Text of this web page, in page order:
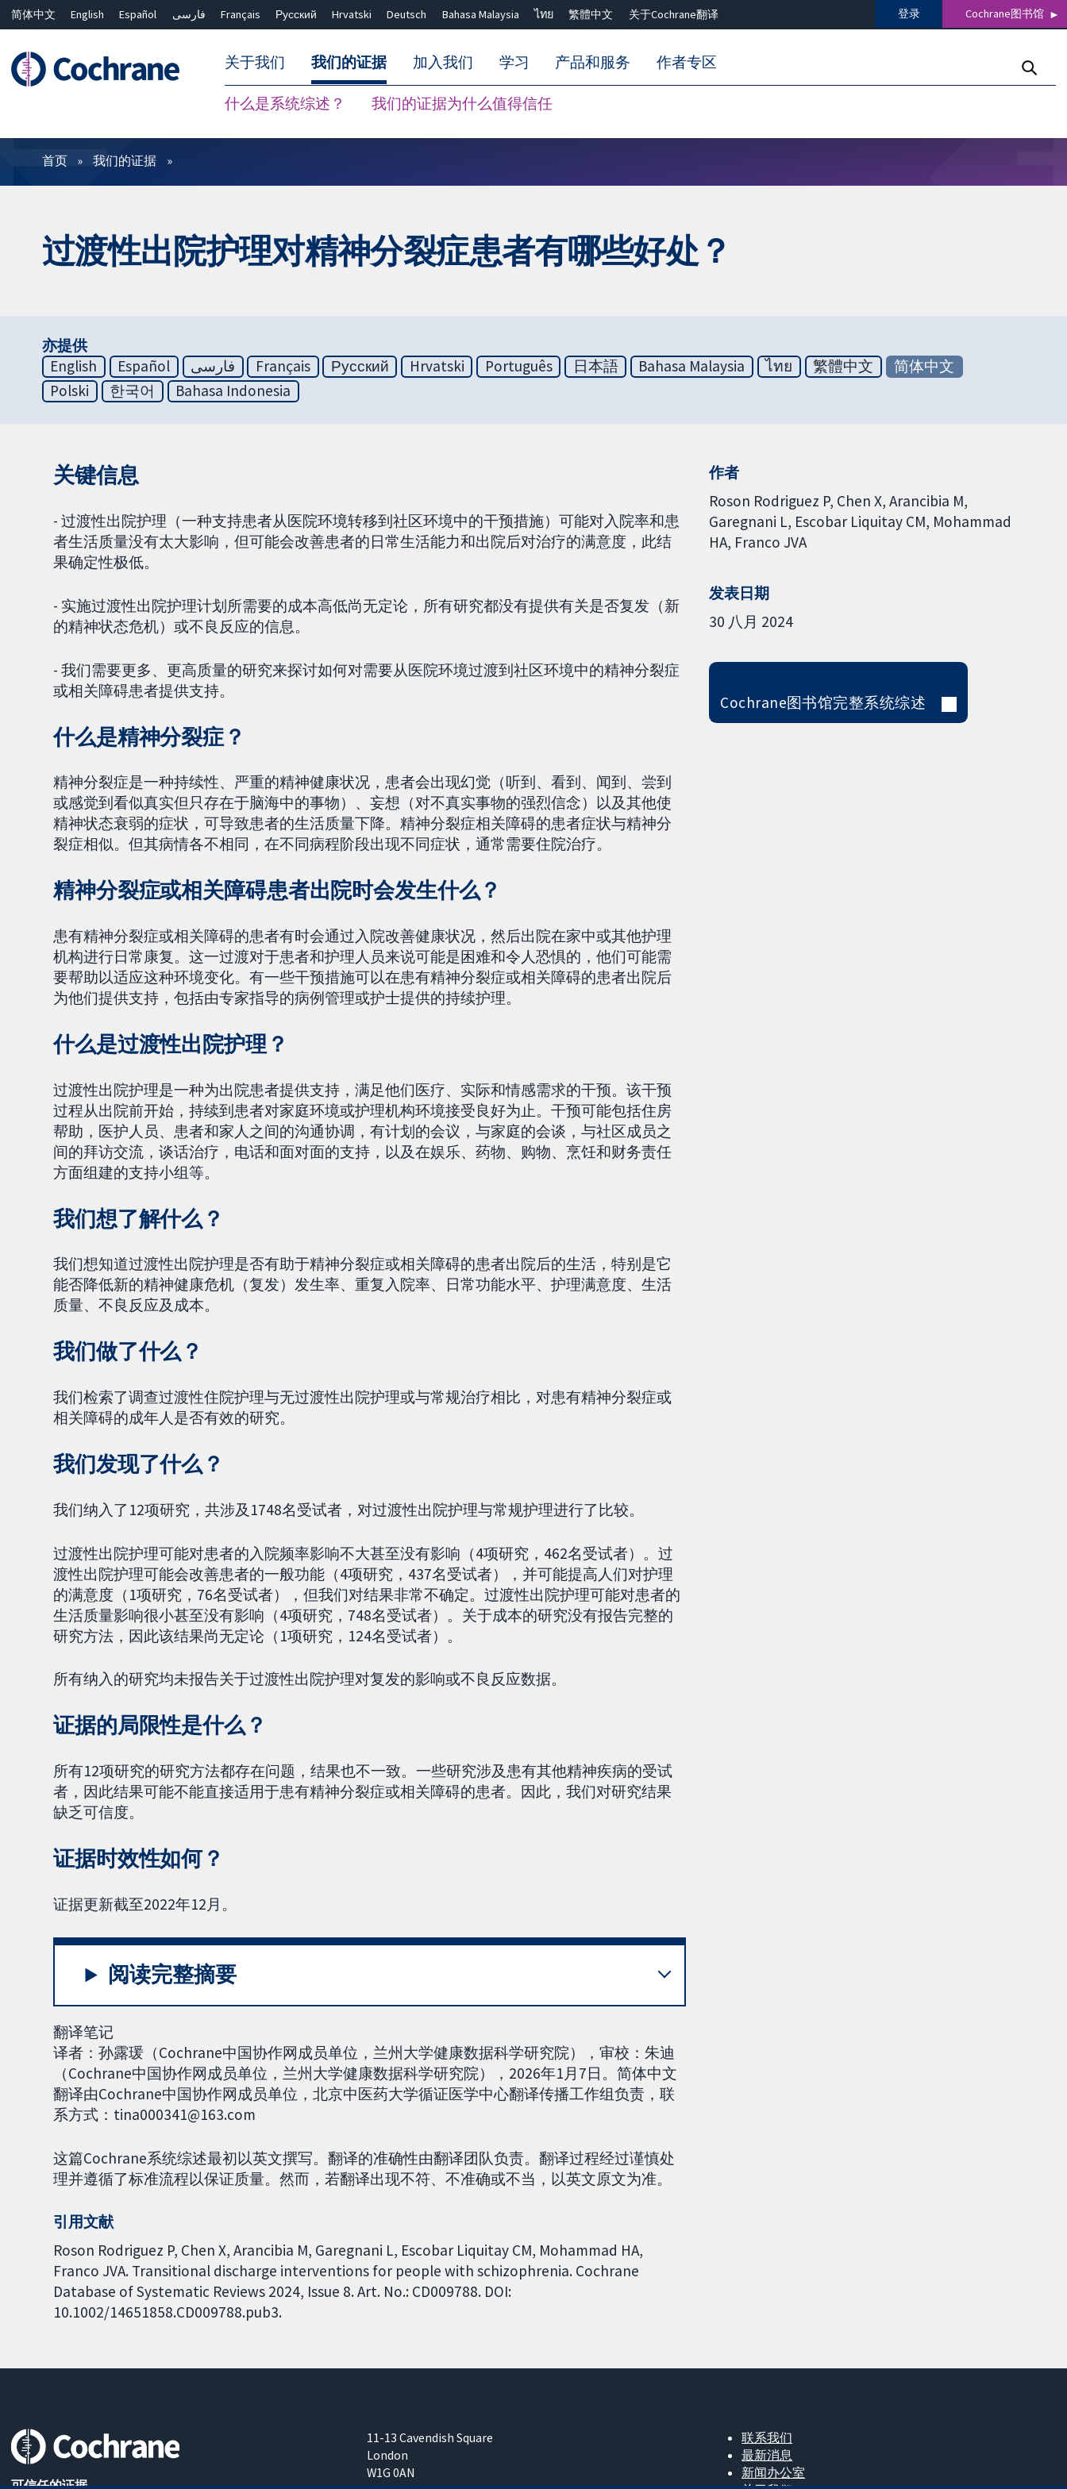
简体中文 English Español فارسی Français Русский Hrvatski Deutsch Bahasa Malaysia ไทย 繁體中文 关于Cochrane翻译 登录 Cochrane图书馆
关于我们 我们的证据
什么是系统综述？ 我们的证据为什么值得信任
加入我们 学习 产品和服务 作者专区
过滤
首页 我们的证据
过渡性出院护理对精神分裂症患者有哪些好处？
亦提供
English
Español فارسی Français Русский Hrvatski Português 日本語 Bahasa Malaysia ไทย 繁體中文
简体中文
Polski
한국어 Bahasa Indonesia
关键信息
- 过渡性出院护理（一种支持患者从医院环境转移到社区环境中的干预措施）可能对入院率和患
者生活质量没有太大影响，但可能会改善患者的日常生活能力和出院后对治疗的满意度，此结
果确定性极低。
- 实施过渡性出院护理计划所需要的成本高低尚无定论，所有研究都没有提供有关是否复发（新
的精神状态危机）或不良反应的信息。
- 我们需要更多、更高质量的研究来探讨如何对需要从医院环境过渡到社区环境中的精神分裂症
或相关障碍患者提供支持。
什么是精神分裂症？
精神分裂症是一种持续性、严重的精神健康状况，患者会出现幻觉（听到、看到、闻到、尝到
或感觉到看似真实但只存在于脑海中的事物）、妄想（对不真实事物的强烈信念）以及其他使
精神状态衰弱的症状，可导致患者的生活质量下降。精神分裂症相关障碍的患者症状与精神分
裂症相似。但其病情各不相同，在不同病程阶段出现不同症状，通常需要住院治疗。
精神分裂症或相关障碍患者出院时会发生什么？
患有精神分裂症或相关障碍的患者有时会通过入院改善健康状况，然后出院在家中或其他护理
机构进行日常康复。这一过渡对于患者和护理人员来说可能是困难和令人恐惧的，他们可能需
要帮助以适应这种环境变化。有一些干预措施可以在患有精神分裂症或相关障碍的患者出院后
为他们提供支持，包括由专家指导的病例管理或护士提供的持续护理。
什么是过渡性出院护理？
过渡性出院护理是一种为出院患者提供支持，满足他们医疗、实际和情感需求的干预。该干预
过程从出院前开始，持续到患者对家庭环境或护理机构环境接受良好为止。干预可能包括住房
帮助，医护人员、患者和家人之间的沟通协调，有计划的会议，与家庭的会谈，与社区成员之
间的拜访交流，谈话治疗，电话和面对面的支持，以及在娱乐、药物、购物、烹饪和财务责任
方面组建的支持小组等。
我们想了解什么？
我们想知道过渡性出院护理是否有助于精神分裂症或相关障碍的患者出院后的生活，特别是它
能否降低新的精神健康危机（复发）发生率、重复入院率、日常功能水平、护理满意度、生活
质量、不良反应及成本。
我们做了什么？
我们检索了调查过渡性住院护理与无过渡性出院护理或与常规治疗相比，对患有精神分裂症或
相关障碍的成年人是否有效的研究。
我们发现了什么？
我们纳入了12项研究，共涉及1748名受试者，对过渡性出院护理与常规护理进行了比较。
过渡性出院护理可能对患者的入院频率影响不大甚至没有影响（4项研究，462名受试者）。过
渡性出院护理可能会改善患者的一般功能（4项研究，437名受试者），并可能提高人们对护理
的满意度（1项研究，76名受试者），但我们对结果非常不确定。过渡性出院护理可能对患者的
生活质量影响很小甚至没有影响（4项研究，748名受试者）。关于成本的研究没有报告完整的
研究方法，因此该结果尚无定论（1项研究，124名受试者）。​
所有纳入的研究均未报告关于过渡性出院护理对复发的影响或不良反应数据。
证据的局限性是什么？
所有12项研究的研究方法都存在问题，结果也不一致。一些研究涉及患有其他精神疾病的受试
者，因此结果可能不能直接适用于患有精神分裂症或相关障碍的患者。因此，我们对研究结果
缺乏可信度。
证据时效性如何？
证据更新截至2022年12月。
阅读完整摘要
翻译笔记
译者：孙露瑗（Cochrane中国协作网成员单位，兰州大学健康数据科学研究院），审校：朱迪
（Cochrane中国协作网成员单位，兰州大学健康数据科学研究院），2026年1月7日。简体中文
翻译由Cochrane中国协作网成员单位，北京中医药大学循证医学中心翻译传播工作组负责，联
系方式：tina000341@163.com
这篇Cochrane系统综述最初以英文撰写。翻译的准确性由翻译团队负责。翻译过程经过谨慎处
理并遵循了标准流程以保证质量。然而，若翻译出现不符、不准确或不当，以英文原文为准。
引用文献
Roson Rodriguez P, Chen X, Arancibia M, Garegnani L, Escobar Liquitay CM, Mohammad HA,
Franco JVA. Transitional discharge interventions for people with schizophrenia. Cochrane
Database of Systematic Reviews 2024, Issue 8. Art. No.: CD009788. DOI:
10.1002/14651858.CD009788.pub3.
作者
Roson Rodriguez P Chen X Arancibia M
Garegnani L Escobar Liquitay CM Mohammad
HA Franco JVA
发表日期
30 八月 2024
Cochrane图书馆完整系统综述
可信任的证据
11-13 Cavendish Square
London
W1G 0AN
联系我们
最新消息
新闻办公室